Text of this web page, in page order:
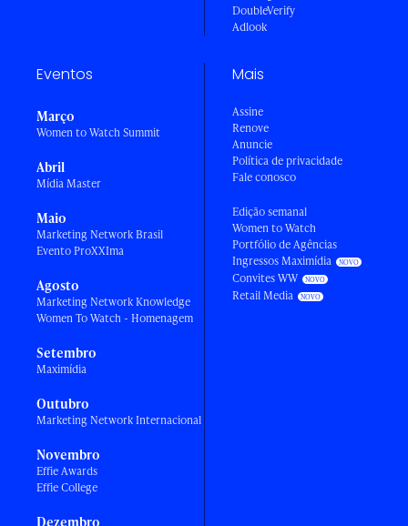
DoubleVerify
Adlook
Eventos
Março
Women to Watch Summit
Abril
Mídia Master
Maio
Marketing Network Brasil
Evento ProXXIma
Agosto
Marketing Network Knowledge
Women To Watch - Homenagem
Setembro
Maximídia
Outubro
Marketing Network Internacional
Novembro
Effie Awards
Effie College
Dezembro
Mais
Assine
Renove
Anuncie
Política de privacidade
Fale conosco
Edição semanal
Women to Watch
Portfólio de Agências
Ingressos Maximídia
Convites WW
Retail Media